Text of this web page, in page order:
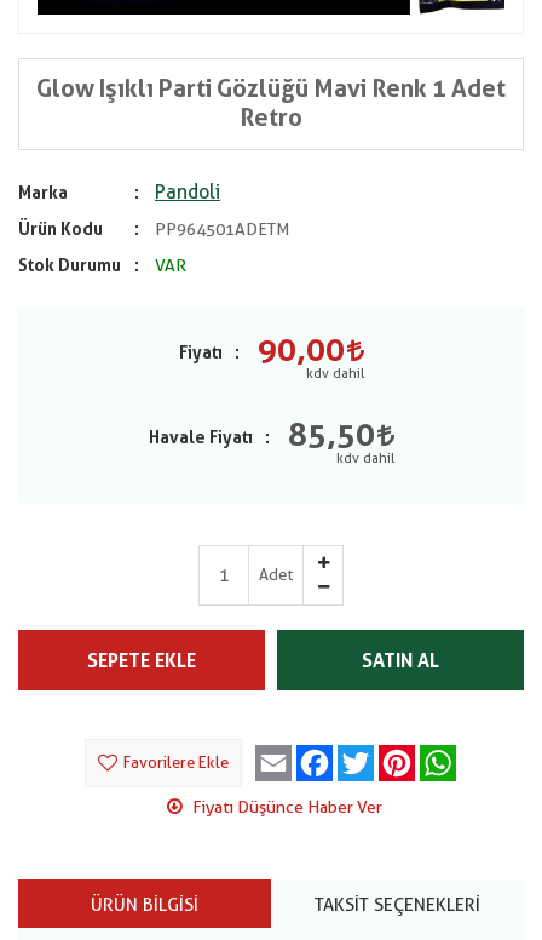
Glow Işıklı Parti Gözlüğü Mavi Renk 1 Adet
Retro
Marka Pandoli
Ürün Kodu
PP964501ADETM
Stok Durumu
VAR
Fiyatı 90,00
Havale Fiyatı 85,50
Adet
SEPETE EKLE SATIN AL
Favorilere Ekle Email Facebook
Twitter Pinterest
Fiyatı Düşünce Haber Ver
ÜRÜN BILGISI TAKSIT SEÇENEKLERI